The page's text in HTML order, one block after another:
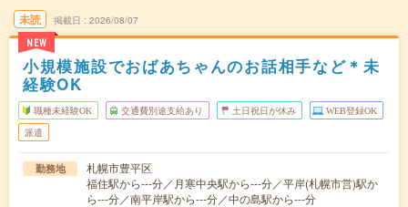
未読
NEW
掲載日 2026/08/07
小規模施設でおばあちゃんのお話相手など＊未
経験OK
職種未経験OK 交通費別途支給あり 土日祝日が休み WEB登録OK
派遣
勤務地
札幌市豊平区
福住駅から---分／月寒中央駅から---分／平岸(札幌市営)駅か
ら---分／南平岸駅から---分／中の島駅から---分